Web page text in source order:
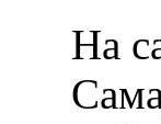
На